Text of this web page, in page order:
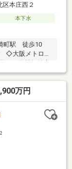
区本庄西２
本下水
町駅 徒歩10
大阪メトロ堺
メーカ・工務店
インフォメー
校・・・
阪本庄東三丁
◇コーナ
◇本庄公
万円
2